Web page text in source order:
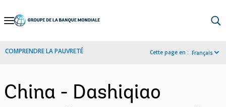
Skip
Navigation
COMPRENDRE LA PAUVRETÉ Cette page en : Français
China - Dashiqiao